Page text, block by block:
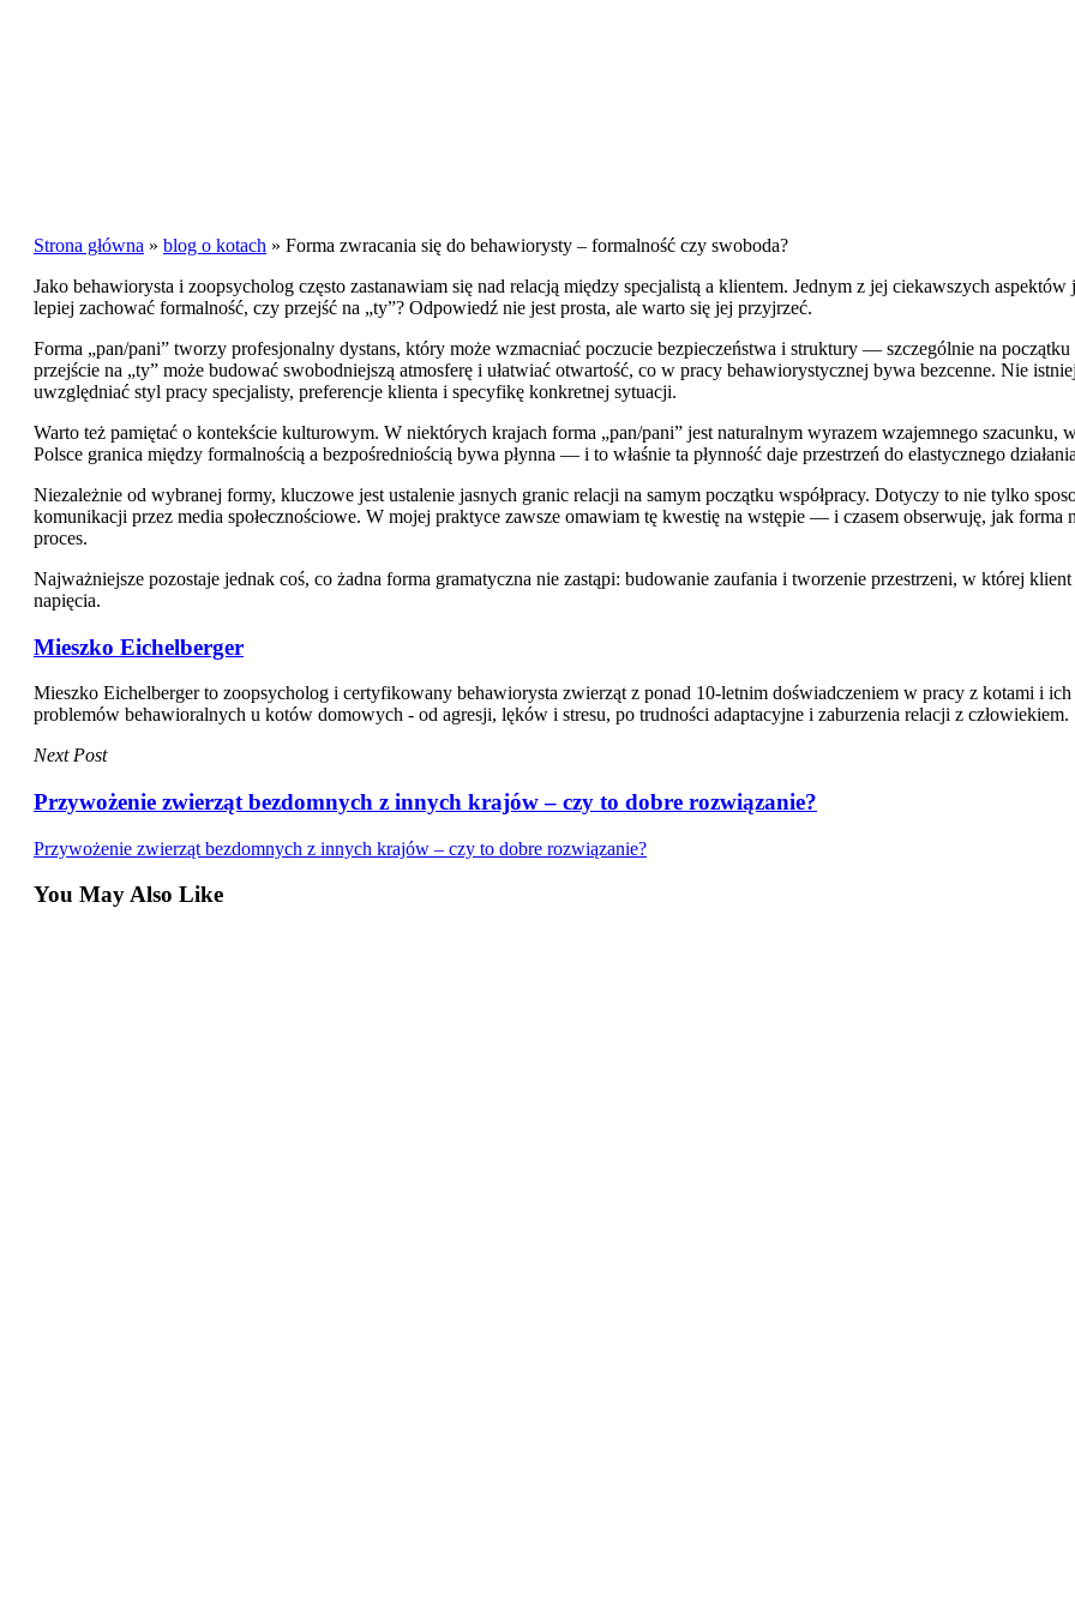
Strona główna » blog o kotach » Forma zwracania się do behawiorysty – formalność czy swoboda?
Jako behawiorysta i zoopsycholog często zastanawiam się nad relacją między specjalistą a klientem. Jednym z jej ciekawszych
lepiej zachować formalność, czy przejść na „ty”? Odpowiedź nie jest prosta, ale warto się jej przyjrzeć.
Forma „pan/pani” tworzy profesjonalny dystans, który może wzmacniać poczucie bezpieczeństwa i struktury — szczególnie na
przejście na „ty” może budować swobodniejszą atmosferę i ułatwiać otwartość, co w pracy behawiorystycznej bywa bezcenne. Nie
uwzględniać styl pracy specjalisty, preferencje klienta i specyfikę konkretnej sytuacji.
Warto też pamiętać o kontekście kulturowym. W niektórych krajach forma „pan/pani” jest naturalnym wyrazem wzajemnego szacunku,
Polsce granica między formalnością a bezpośredniością bywa płynna — i to właśnie ta płynność daje przestrzeń do elastycznego
Niezależnie od wybranej formy, kluczowe jest ustalenie jasnych granic relacji na samym początku współpracy. Dotyczy to nie tylko
komunikacji przez media społecznościowe. W mojej praktyce zawsze omawiam tę kwestię na wstępie — i czasem obserwuję, jak
proces.
Najważniejsze pozostaje jednak coś, co żadna forma gramatyczna nie zastąpi: budowanie zaufania i tworzenie przestrzeni, w której
napięcia.
Mieszko Eichelberger
Mieszko Eichelberger to zoopsycholog i certyfikowany behawiorysta zwierząt z ponad 10-letnim doświadczeniem w pracy z kotami i
problemów behawioralnych u kotów domowych - od agresji, lęków i stresu, po trudności adaptacyjne i zaburzenia relacji z człowiekiem.
Next Post
Przywożenie zwierząt bezdomnych z innych krajów – czy to dobre rozwiązanie?
Przywożenie zwierząt bezdomnych z innych krajów – czy to dobre rozwiązanie?
You May Also Like